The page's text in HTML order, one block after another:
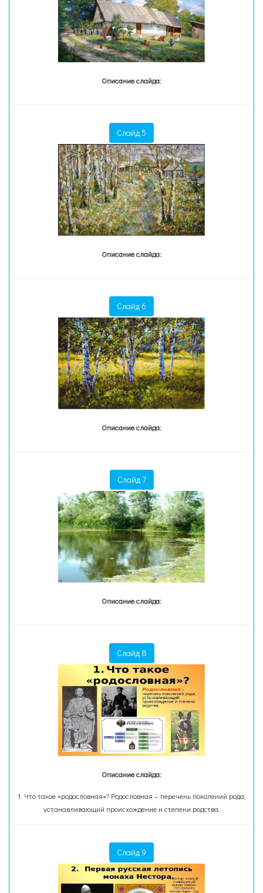
Описание слайда:
Слайд 5
Описание слайда:
Слайд 6
Описание слайда:
Слайд 7
Описание слайда:
Слайд 8
Описание слайда:
1. Что такое «родословная»? Родословная – перечень поколений рода,
устанавливающий происхождение и степени родства.
Слайд 9